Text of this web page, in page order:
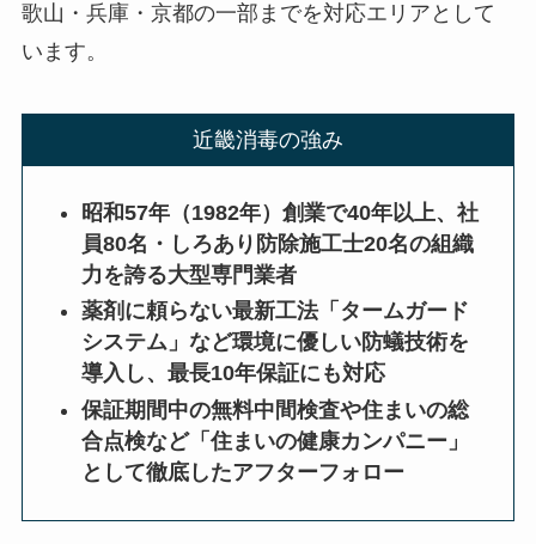
歌山・兵庫・京都の一部までを対応エリアとして
います。
近畿消毒の強み
昭和57年（1982年）創業で40年以上、社
員80名・しろあり防除施工士20名の組織
力を誇る大型専門業者
薬剤に頼らない最新工法「タームガード
システム」など環境に優しい防蟻技術を
導入し、最長10年保証にも対応
保証期間中の無料中間検査や住まいの総
合点検など「住まいの健康カンパニー」
として徹底したアフターフォロー